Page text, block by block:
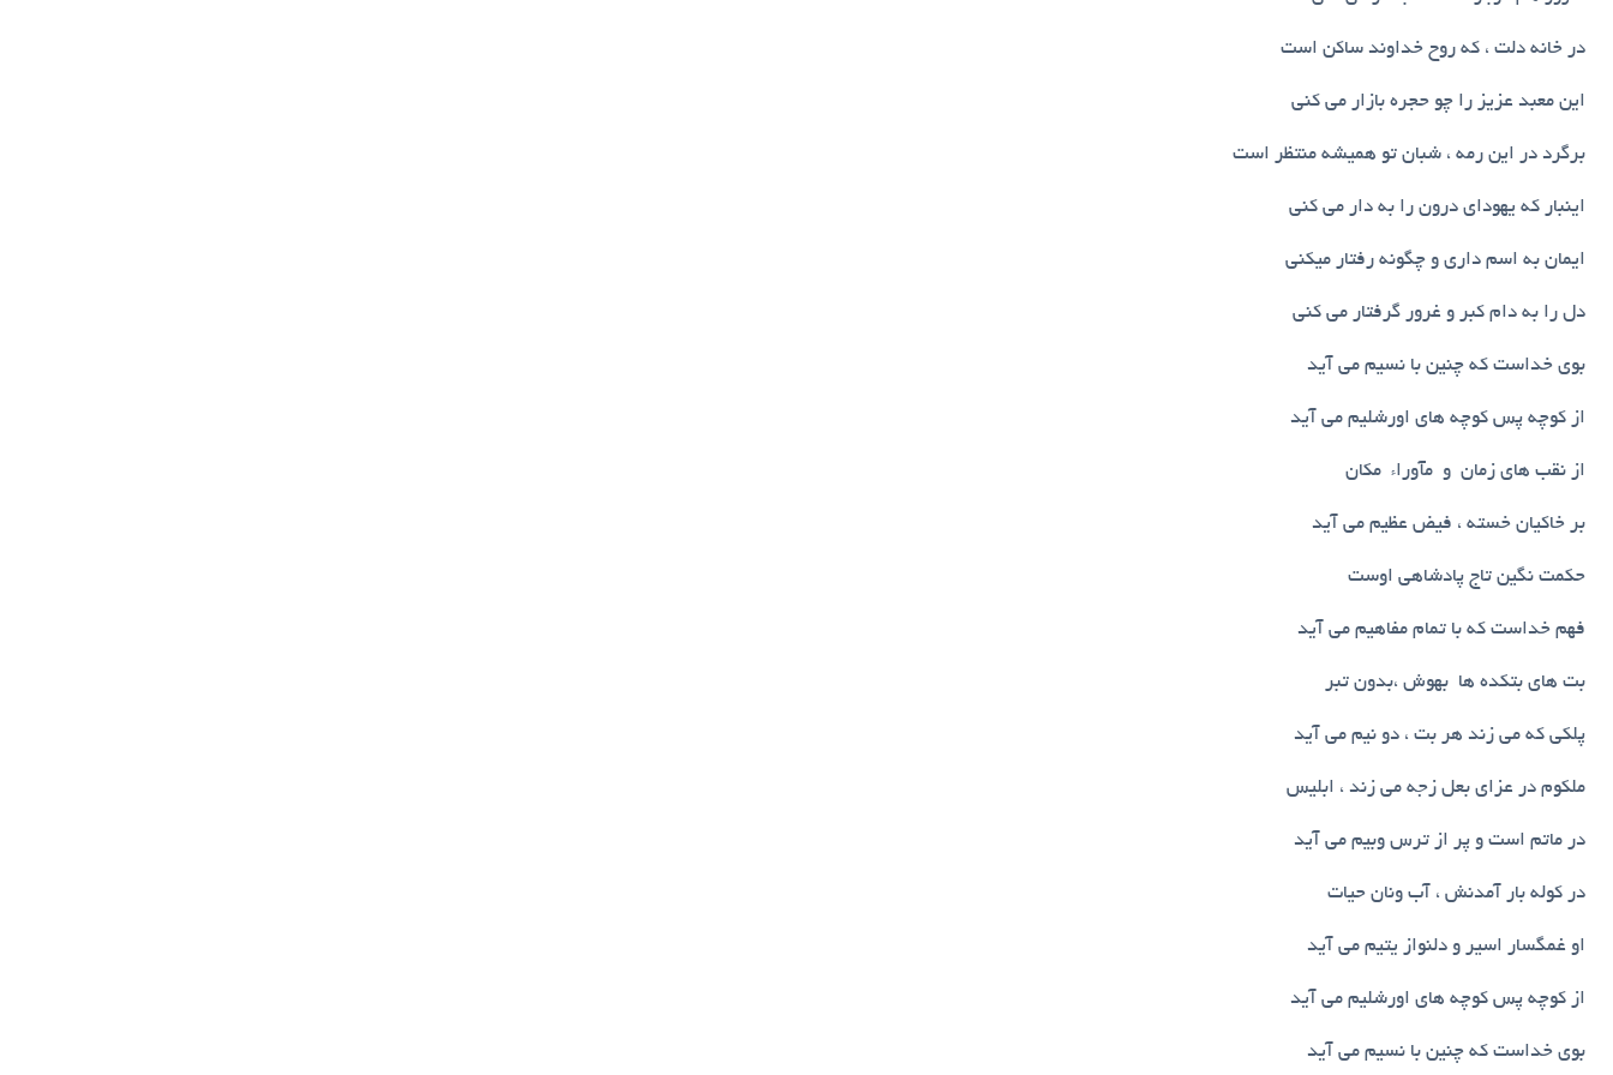
در خانه دلت ، که روح خداوند ساکن است
این معبد عزیز را چو حجره بازار می کنی
برگرد در این رمه ، شبان تو همیشه منتظر است
اینبار که یهودای درون را به دار می کنی
ایمان به اسم داری و چگونه رفتار میکنی
دل را به دام کبر و غرور گرفتار می کنی
بوی خداست که چنین با نسیم می آید
از کوچه پس کوچه های اورشلیم می آید
از نقب های زمان و مآوراء مکان
بر خاکیان خسته ، فیض عظیم می آید
حکمت نگین تاج پادشاهی اوست
فهم خداست که با تمام مفاهیم می آید
بت های بتکده ها بهوش ،بدون تبر
پلکی که می زند هر بت ، دو نیم می آید
ملکوم در عزای بعل زجه می زند ، ابلیس
در ماتم است و پر از ترس وبیم می آید
در کوله بار آمدنش ، آب ونان حیات
او غمگسار اسیر و دلنواز یتیم می آید
از کوچه پس کوچه های اورشلیم می آید
بوی خداست که چنین با نسیم می آید